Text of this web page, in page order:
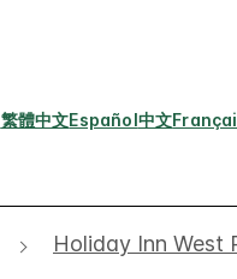
繁體中文Español中文
Holiday Inn West